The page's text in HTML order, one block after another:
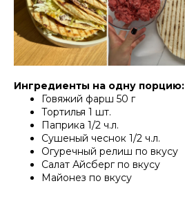
Ингредиенты на одну порцию:
Говяжий фарш 50 г
Тортилья 1 шт.
Паприка 1/2 ч.л.
Сушеный чеснок 1/2 ч.л.
Огуречный релиш по вкусу
Салат Айсберг по вкусу
Майонез по вкусу